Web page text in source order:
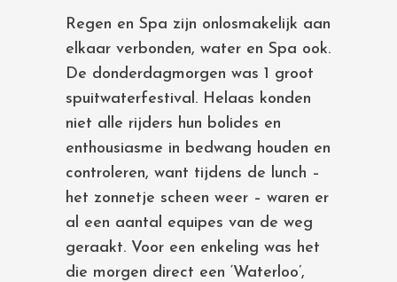
Regen en Spa zijn onlosmakelijk aan
elkaar verbonden, water en Spa ook.
De donderdagmorgen was 1 groot
spuitwaterfestival. Helaas konden
niet alle rijders hun bolides en
enthousiasme in bedwang houden en
controleren, want tijdens de lunch –
het zonnetje scheen weer – waren er
al een aantal equipes van de weg
geraakt. Voor een enkeling was het
die morgen direct een ‘Waterloo’,